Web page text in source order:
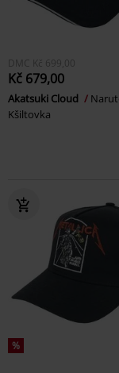
DMC Kč 699,00
Kč 679,00
Akatsuki Cloud
Kšiltovka
%